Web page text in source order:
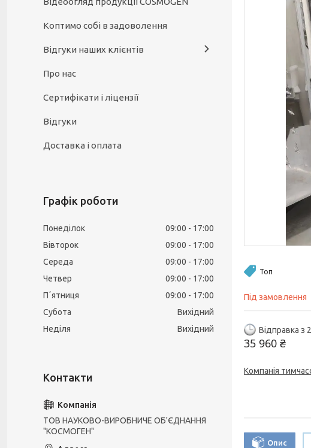
Топ
Під замовлення
Відправка з
35 960 ₴
Компанія
Опис
Коптимо собі в задоволення
Відгуки наших клієнтів
Про нас
Сертифікати і ліцензії
Відгуки
Доставка і оплата
Графік роботи
Понеділок 09:00
17:00
Вівторок
09:00
17:00
Середа
09:00
17:00
Четвер
09:00
17:00
Пʼятниця
09:00
17:00
Субота
Вихідний
Неділя
Вихідний
ТОВ НАУКОВО-ВИРОБНИЧЕ ОБ'ЄДНАННЯ
"КОСМОГЕН"